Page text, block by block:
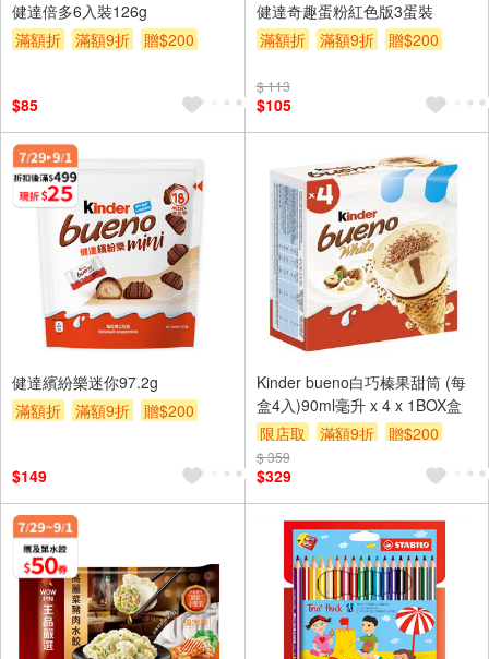
健達倍多6入裝126g
滿額折
滿額9折 贈$200
$85
健達奇趣蛋粉紅色版3蛋裝
滿額折
滿額9折 贈$200
$ 113
$105
健達繽紛樂迷你97.2g
滿額折
滿額9折 贈$200
$149
Kinder bueno白巧榛果甜筒 (每
盒4入)90ml毫升 x 4 x 1BOX盒
限店取
滿額9折 贈$200
$ 359
$329